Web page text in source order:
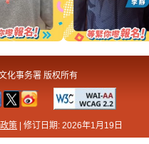
化事务署 版权所有
策 | 修订日期: 2026年1月19日